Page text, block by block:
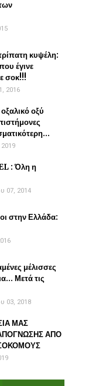
κυψέλη:
έγινε
σοκ!!!
2016
οξύ
: Όλη η
07, 2014
στην Ελλάδα:
μέλισσες
Μετά τις
03, 2018
ΜΑΣ
ΑΠΟ